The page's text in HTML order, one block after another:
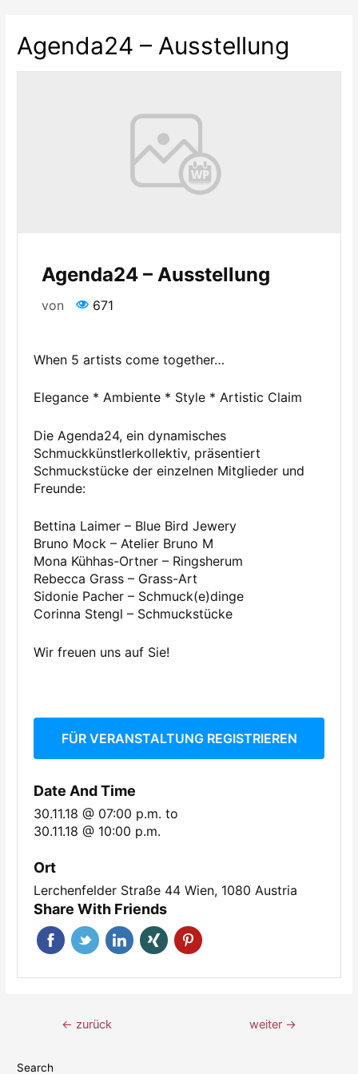
Agenda24 – Ausstellung
Agenda24 – Ausstellung
von 671
When 5 artists come together…
Elegance * Ambiente * Style * Artistic Claim
Die Agenda24, ein dynamisches
Schmuckkünstlerkollektiv, präsentiert
Schmuckstücke der einzelnen Mitglieder und
Freunde:
Bettina Laimer – Blue Bird Jewery
Bruno Mock – Atelier Bruno M
Mona Kühhas-Ortner – Ringsherum
Rebecca Grass – Grass-Art
Sidonie Pacher – Schmuck(e)dinge
Corinna Stengl – Schmuckstücke
Wir freuen uns auf Sie!
FÜR VERANSTALTUNG REGISTRIEREN
Date And Time
30.11.18 @ 07:00 p.m.to
30.11.18 @ 10:00 p.m.
Ort
Lerchenfelder Straße 44 Wien, 1080 Austria
Share With Friends
← zurück weiter →
Search